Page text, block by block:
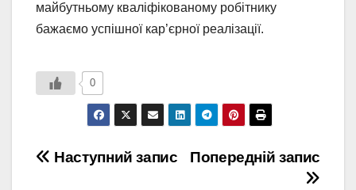
майбутньому кваліфікованому робітнику
бажаємо успішної кар’єрної реалізації.
0
Навігація
Попередній запис
Наступний запис